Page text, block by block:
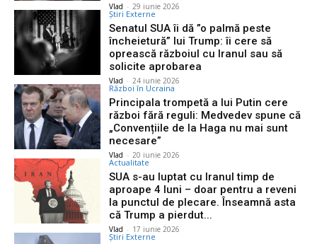
Vlad - 29 iunie 2026
Știri Externe
Senatul SUA îi dă ”o palmă peste
încheietură” lui Trump: îi cere să
oprească războiul cu Iranul sau să
solicite aprobarea
Vlad - 24 iunie 2026
Război în Ucraina
Principala trompetă a lui Putin cere
război fără reguli: Medvedev spune că
„Convențiile de la Haga nu mai sunt
necesare”
Vlad - 20 iunie 2026
Actualitate
SUA s-au luptat cu Iranul timp de
aproape 4 luni – doar pentru a reveni
la punctul de plecare. Înseamnă asta
că Trump a pierdut...
Vlad - 17 iunie 2026
Știri Externe